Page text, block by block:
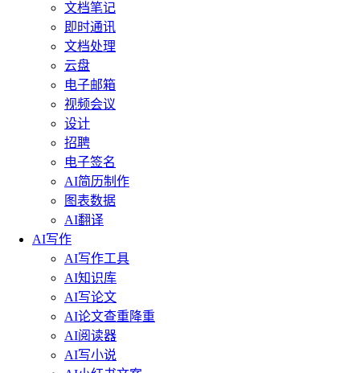
文档笔记
即时通讯
文档处理
云盘
电子邮箱
视频会议
设计
招聘
电子签名
AI简历制作
图表数据
AI翻译
AI写作
AI写作工具
AI知识库
AI写论文
AI论文查重降重
AI阅读器
AI写小说